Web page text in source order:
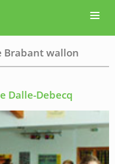
Brabant wallon
Dalle-Debecq